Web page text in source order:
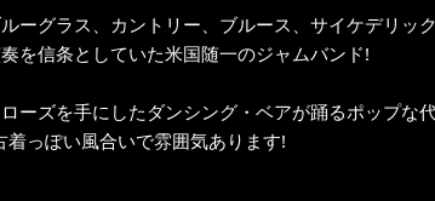
ーグラス、カントリー、ブルース、サイケデリッ
を信条としていた米国随一のジャムバンド!
ーズを手にしたダンシング・ベアが踊るポップな
っぽい風合いで雰囲気あります!